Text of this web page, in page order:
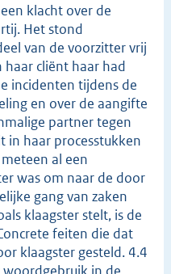
klacht over de
Het stond
van de voorzitter vrij
cliënt haar had
incidenten tijdens de
en over de aangifte
partner tegen
in haar processtukken
al een
was om naar de door
gang van zaken
klaagster stelt, is de
feiten die dat
klaagster gesteld. 4.4
in de